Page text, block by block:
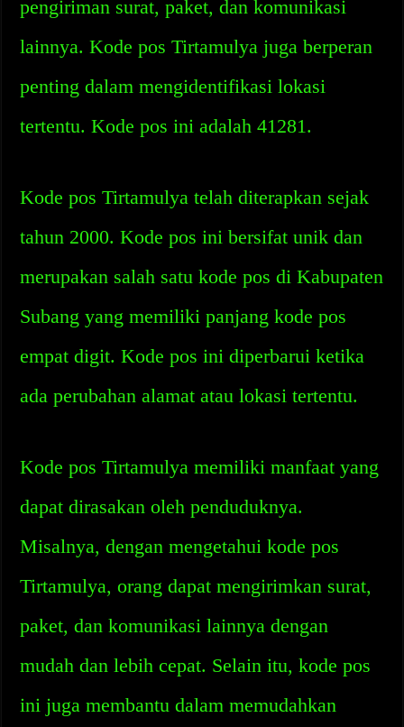
pengiriman surat, paket, dan komunikasi
lainnya. Kode pos Tirtamulya juga berperan
penting dalam mengidentifikasi lokasi
tertentu. Kode pos ini adalah 41281.
Kode pos Tirtamulya telah diterapkan sejak
tahun 2000. Kode pos ini bersifat unik dan
merupakan salah satu kode pos di Kabupaten
Subang yang memiliki panjang kode pos
empat digit. Kode pos ini diperbarui ketika
ada perubahan alamat atau lokasi tertentu.
Kode pos Tirtamulya memiliki manfaat yang
dapat dirasakan oleh penduduknya.
Misalnya, dengan mengetahui kode pos
Tirtamulya, orang dapat mengirimkan surat,
paket, dan komunikasi lainnya dengan
mudah dan lebih cepat. Selain itu, kode pos
ini juga membantu dalam memudahkan